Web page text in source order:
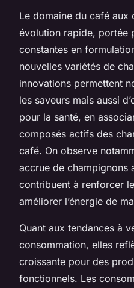
Le domaine du café aux
évolution rapide, portée
constantes en
nouvelles variétés de
innovations permettent
les saveurs mais aussi
pour la santé, en
composés actifs des
café. On observe
accrue de champignons
contribuent à renforcer
améliorer l’énergie de
Quant aux tendances à
consommation, elles
croissante pour des
fonctionnels. Les